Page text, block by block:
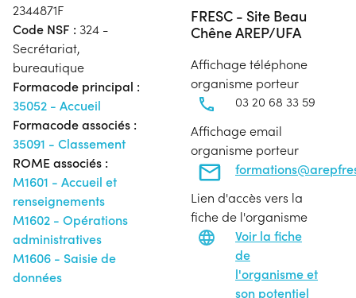
2344871F
Code NSF : 324 -
Secrétariat,
bureautique
Formacode principal :
35052 - Accueil
Formacode associés :
35091 - Classement
ROME associés :
M1601 - Accueil et
renseignements
M1602 - Opérations
administratives
M1606 - Saisie de
données
FRESC - Site Beau
Chêne AREP/UFA
Affichage téléphone
organisme porteur
03 20 68 33 59
Affichage email
organisme porteur
Lien d'accès vers la
fiche de l'organisme
Voir la fiche
de
l'organisme et
son potentiel